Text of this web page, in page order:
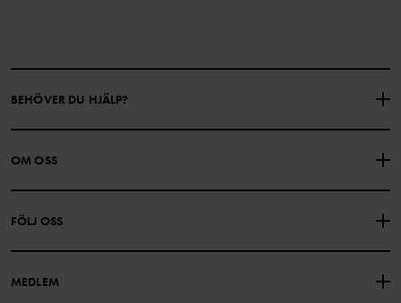
BEHÖVER DU HJÄLP?
KONTAKTA OSS
PRESENTKORTSALDO KÖPVILLKOR
INTEGRITETSPOLICY
OM OSS
FÖLJ OSS
MEDLEM